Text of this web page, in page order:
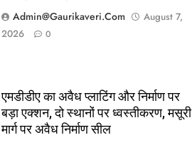
Admin@gaurikaveri.com
August 7,
2026
0
एमडीडीए का अवैध प्लाटिंग और निर्माण पर
बड़ा एक्शन, दो स्थानों पर ध्वस्तीकरण, मसूरी
मार्ग पर अवैध निर्माण सील